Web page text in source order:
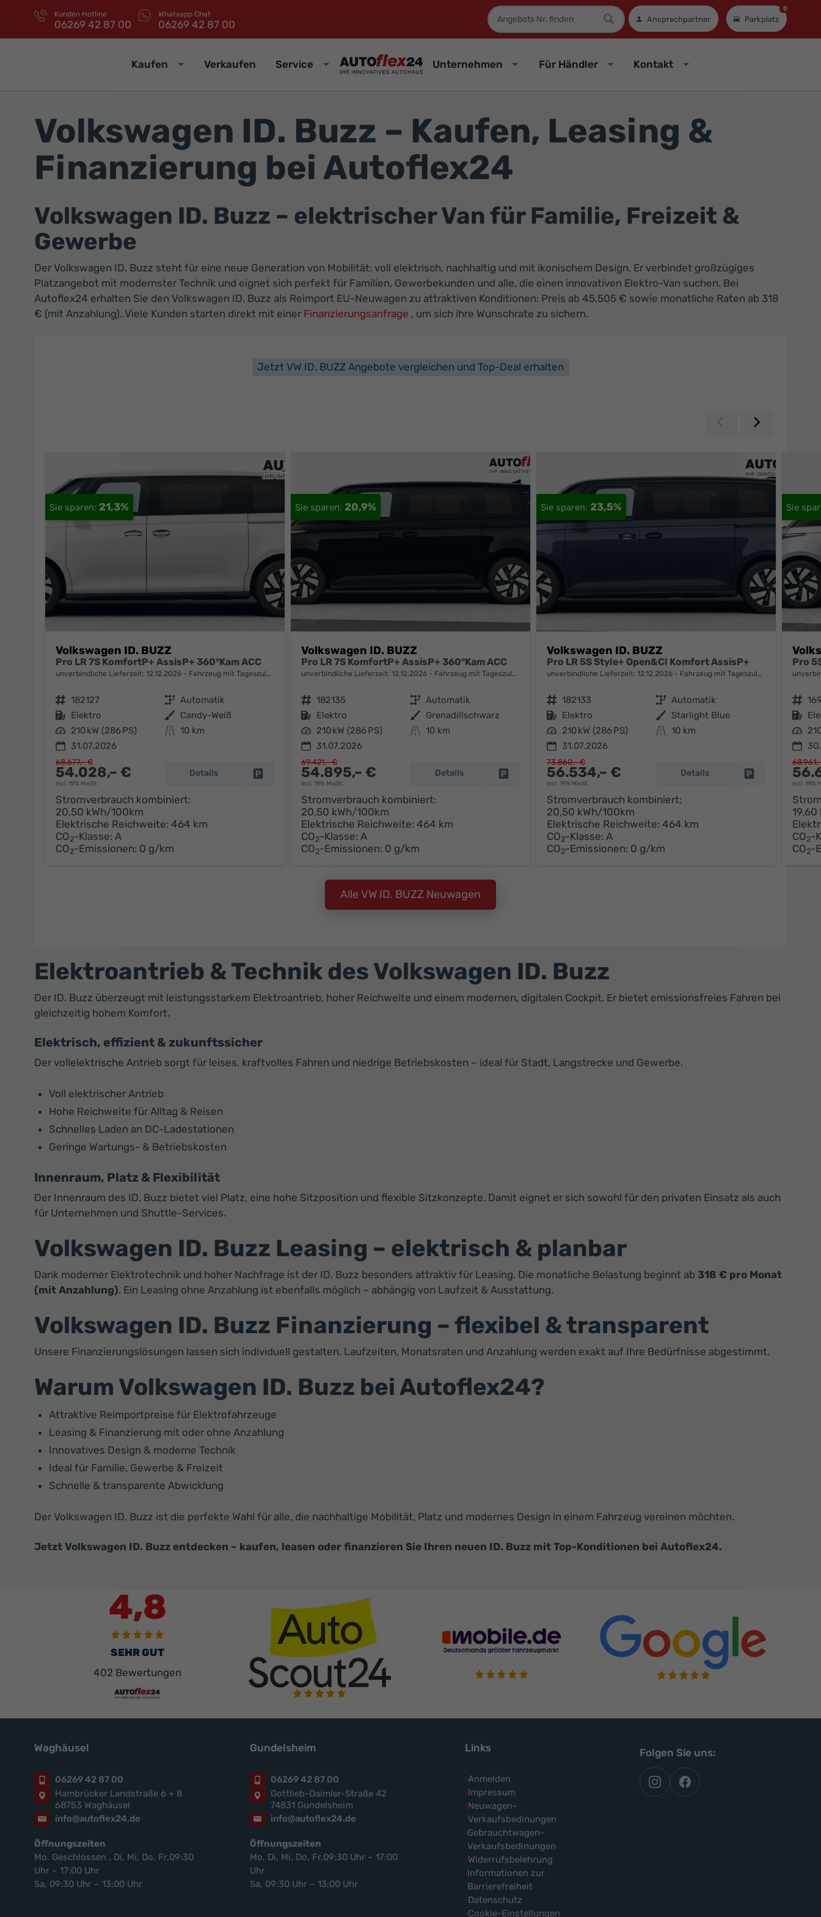
Kunden Hotline
06269 42 87 00
Whatsapp Chat
06269 42 87 00
Fahrzeugnummer
Ansprechpartner Parkplatz
0
Kaufen Verkaufen Service Unternehmen Für Händler Kontakt
Volkswagen ID. Buzz – Kaufen, Leasing &
Finanzierung bei Autoflex24
Volkswagen ID. Buzz – elektrischer Van für Familie, Freizeit &
Gewerbe
Der Volkswagen ID. Buzz steht für eine neue Generation von Mobilität: voll elektrisch, nachhaltig und mit ikonischem Design. Er verbindet großzügiges
Platzangebot mit modernster Technik und eignet sich perfekt für Familien, Gewerbekunden und alle, die einen innovativen Elektro-Van suchen. Bei
Autoflex24 erhalten Sie den Volkswagen ID. Buzz als Reimport EU-Neuwagen zu attraktiven Konditionen: Preis ab 45.505 € sowie monatliche Raten ab 318
€ (mit Anzahlung). Viele Kunden starten direkt mit einer Finanzierungsanfrage , um sich ihre Wunschrate zu sichern.
Jetzt VW ID. BUZZ Angebote vergleichen und Top-Deal erhalten
Zurück
21,3%
Volkswagen ID. BUZZ
Pro LR 7S KomfortP+ AssisP+ 360°Kam ACC
unverbindliche Lieferzeit: 12.12.2026 Fahrzeug mit Tageszulassung
Fahrzeugnr. 182127 Getriebe Automatik
Kraftstoff Elektro Außenfarbe Candy-Weiß
Leistung 210 kW (286 PS) Kilometerstand 10 km
31.07.2026
54.028,– €
incl. 19% MwSt.
68.677,– €
Details Fahrzeug parken
Stromverbrauch kombiniert:
20,50 kWh/100km
Elektrische Reichweite: 464 km
CO2-Klasse: A
CO2-Emissionen: 0 g/km
20,9%
Volkswagen ID. BUZZ
Pro LR 7S KomfortP+ AssisP+ 360°Kam ACC
unverbindliche Lieferzeit: 12.12.2026 Fahrzeug mit Tageszulassung
Fahrzeugnr. 182135 Getriebe Automatik
Kraftstoff Elektro Außenfarbe Grenadillschwarz
Leistung 210 kW (286 PS) Kilometerstand 10 km
31.07.2026
54.895,– €
incl. 19% MwSt.
69.421,– €
Details Fahrzeug parken
Stromverbrauch kombiniert:
20,50 kWh/100km
Elektrische Reichweite: 464 km
CO2-Klasse: A
CO2-Emissionen: 0 g/km
23,5%
Volkswagen ID. BUZZ
Pro LR 5S Style+ Open&Cl Komfort AssisP+
unverbindliche Lieferzeit: 12.12.2026 Fahrzeug mit Tageszulassung
Fahrzeugnr. 182133 Getriebe Automatik
Kraftstoff Elektro Außenfarbe Starlight Blue
Leistung 210 kW (286 PS) Kilometerstand 10 km
31.07.2026
56.534,– €
incl. 19% MwSt.
73.860,– €
Details Fahrzeug parken
Stromverbrauch kombiniert:
20,50 kWh/100km
Elektrische Reichweite: 464 km
CO2-Klasse: A
CO2-Emissionen: 0 g/km
Pro
Fahrzeugnr.
Kraftstoff
Leistung
incl. 19%
CO2-
CO2-
Alle VW ID. BUZZ Neuwagen
Elektroantrieb & Technik des Volkswagen ID. Buzz
Der ID. Buzz überzeugt mit leistungsstarkem Elektroantrieb, hoher Reichweite und einem modernen, digitalen Cockpit. Er bietet emissionsfreies Fahren bei
gleichzeitig hohem Komfort.
Elektrisch, effizient & zukunftssicher
Der vollelektrische Antrieb sorgt für leises, kraftvolles Fahren und niedrige Betriebskosten – ideal für Stadt, Langstrecke und Gewerbe.
Voll elektrischer Antrieb
Hohe Reichweite für Alltag & Reisen
Schnelles Laden an DC-Ladestationen
Geringe Wartungs- & Betriebskosten
Innenraum, Platz & Flexibilität
Der Innenraum des ID. Buzz bietet viel Platz, eine hohe Sitzposition und flexible Sitzkonzepte. Damit eignet er sich sowohl für den privaten Einsatz als auch
für Unternehmen und Shuttle-Services.
Volkswagen ID. Buzz Leasing – elektrisch & planbar
Dank moderner Elektrotechnik und hoher Nachfrage ist der ID. Buzz besonders attraktiv für Leasing. Die monatliche Belastung beginnt ab 318 € pro Monat
(mit Anzahlung). Ein Leasing ohne Anzahlung ist ebenfalls möglich – abhängig von Laufzeit & Ausstattung.
Volkswagen ID. Buzz Finanzierung – flexibel & transparent
Unsere Finanzierungslösungen lassen sich individuell gestalten. Laufzeiten, Monatsraten und Anzahlung werden exakt auf Ihre Bedürfnisse abgestimmt.
Warum Volkswagen ID. Buzz bei Autoflex24?
Attraktive Reimportpreise für Elektrofahrzeuge
Leasing & Finanzierung mit oder ohne Anzahlung
Innovatives Design & moderne Technik
Ideal für Familie, Gewerbe & Freizeit
Schnelle & transparente Abwicklung
Der Volkswagen ID. Buzz ist die perfekte Wahl für alle, die nachhaltige Mobilität, Platz und modernes Design in einem Fahrzeug vereinen möchten.
Jetzt Volkswagen ID. Buzz entdecken – kaufen, leasen oder finanzieren Sie Ihren neuen ID. Buzz mit Top-Konditionen bei Autoflex24.
4,8
SEHR GUT
402 Bewertungen
Waghäusel
06269 42 87 00
Hambrücker Landstraße 6 + 8
68753 Waghäusel
info@autoflex24.de
Öffnungszeiten
Mo. Geschlossen , Di, Mi, Do, Fr,09:30
Uhr – 17:00 Uhr
Sa, 09:30 Uhr – 13:00 Uhr
Gundelsheim
06269 42 87 00
Gottlieb-Daimler-Straße 42
74831 Gundelsheim
info@autoflex24.de
Öffnungszeiten
Mo, Di, Mi, Do, Fr,09:30 Uhr – 17:00
Uhr
Sa, 09:30 Uhr – 13:00 Uhr
Links
Anmelden
Impressum
Neuwagen-
Verkaufsbedinungen
Gebrauchtwagen-
Verkaufsbedinungen
Widerrufsbelehrung
Informationen zur
Barrierefreiheit
Datenschutz
Cookie-Einstellungen
Folgen Sie uns:
autoflex
auf
autoflex24
auf